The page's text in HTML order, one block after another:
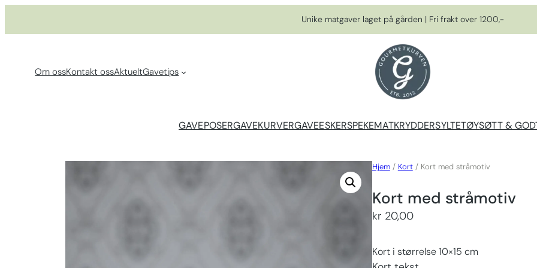
Unike matgaver laget på gården | Fri frakt over 1200,-
Om ossKontakt ossAktueltGavetips
GAVEPOSERGAVEKURVERGAVEESKERSPEKEMATKRYDDERSYLTETØYSØTT &
Hjem/ Kort/ Kort med stråmotiv
Kort med stråmotiv
kr 20,00
Kort i størrelse 10×15 cm